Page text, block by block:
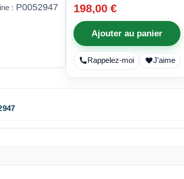
: P0052947 198,00 €
Ajouter au panier
Rappelez-moi J'aime